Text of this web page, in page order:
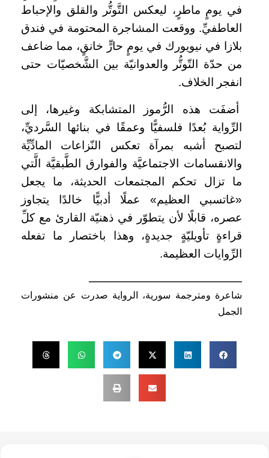
في يومٍ ماطرٍ، ليعكس التَّوتُّر والقلق والإحباط
العاطفيِّ. ووقعت المشاجرة المحتومة في فندق
بلازا في نيويورك في يومٍ حارٍّ خانقٍ، مما ضاعف
من حدّة التّوتُّر والعدوانيّة بين الشَّخصيّات حتى
انفجر الخلاف.
أضفَت هذه الرُّموز المتشابكة وغيرها، إلى
الرِّواية بُعدًا فلسفيًّا وعمقًا في بنائها السَّرديِّ،
لتصبح أشبه بمرآة تعكس النّزاعات المادِّيِّة
والانقسامات الاجتماعيَّة والفوارق الطَّبقيَّة الَّتي
ما تزال تحكم المجتمعات الحديثة، ما يجعل
«غاتسبي العظيم» عملًا أدبيًّا خالدًا يتجاوز
عصره، قابلًا لأن يتطوّر في ذهنيّة القارئ مع كلِّ
قراءةٍ تأويليّةٍ جديدةٍ، وهذا باختصار ما تفعله
الرِّوايات العظيمة.
ـــــــــــــــــــــــــــــــــــــــــــــــــــ
شاعرة ومترجمة سورية، الرواية صدرت عن منشورات
الجمل